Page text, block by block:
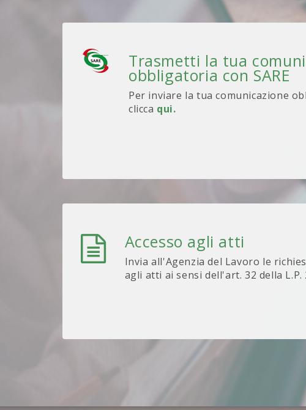
Trasmetti la tua
obbligatoria con SARE
Per inviare la tua comunicazione
clicca qui.
Accesso agli atti
Invia all'Agenzia del Lavoro le
agli atti ai sensi dell'art. 32 della L.P.